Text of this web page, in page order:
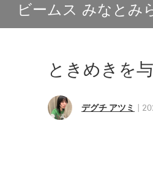
ビームス みなとみ
ときめきを
デグチ アツミ